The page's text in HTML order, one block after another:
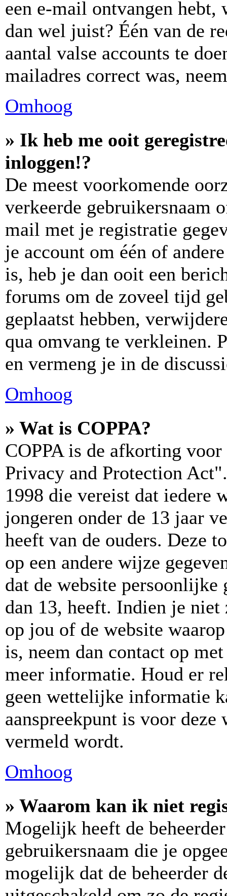
een e-mail ontvangen hebt,
dan wel juist? Één van de
aantal valse accounts te
mailadres correct was,
Omhoog
» Ik heb me ooit
inloggen!?
De meest voorkomende
verkeerde gebruikersnaam
mail met je registratie
je account om één of
is, heb je dan ooit een
forums om de zoveel tijd
geplaatst hebben,
qua omvang te verkleinen.
en vermeng je in de
Omhoog
» Wat is COPPA?
COPPA is de afkorting
Privacy and Protection
1998 die vereist dat iedere
jongeren onder de 13 jaar
heeft van de ouders. Deze
op een andere wijze
dat de website persoonlijke
dan 13, heeft. Indien je
op jou of de website
is, neem dan contact op
meer informatie. Houd er
geen wettelijke informatie
aanspreekpunt is voor
vermeld wordt.
Omhoog
» Waarom kan ik niet
Mogelijk heeft de
gebruikersnaam die je
mogelijk dat de beheerder